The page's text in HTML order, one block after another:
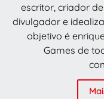
escritor, criador
divulgador e
objetivo é
Games de